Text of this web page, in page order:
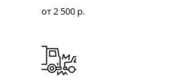
от 2 500 р.